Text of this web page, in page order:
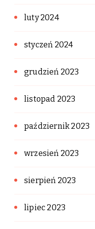
luty 2024
styczeń 2024
grudzień 2023
listopad 2023
październik 2023
wrzesień 2023
sierpień 2023
lipiec 2023